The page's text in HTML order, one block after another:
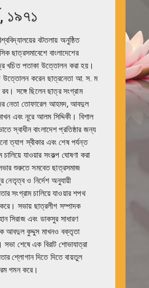
১৯৭১
বটতলায় অনুষ্ঠিত
ছাত্রসমাবেশে বাংলাদেশের
খচিত পতাকা উত্তোলন করা হয়।
উত্তোলন করেন ছাত্রনেতা আ. স. ম
সঙ্গে ছিলেন ছাত্র সংগ্রাম
নেতা তোফারেল আহমদ, আবদুল
এবং নূরে আলম সিদ্দিকী। বিশাল
স্বাধীন বাংলাদেশ প্রতিষ্ঠার জন্য
ত্যাগ স্বীকার এবং শেষ পর্যন্ত
চালিয়ে যাওয়ার সংকল্প ঘোষণা করা
শুরুতে সমবেত ছাত্রসমাজ
নেতৃত্ব ও নির্দেশ অনুযায়ী
সংগ্রাম চালিয়ে যাওয়ার শপথ
সভায় ছাত্রলীগ সম্পাদক
সিরাজ এবং ডাকসুর সাধারণ
আবদুল কুদ্দুস মাখনও বক্তৃতা
শেষে এক বিরাট শোভাযাত্রা
শ্লোগান দিতে দিতে বায়তুল
গমন করে।